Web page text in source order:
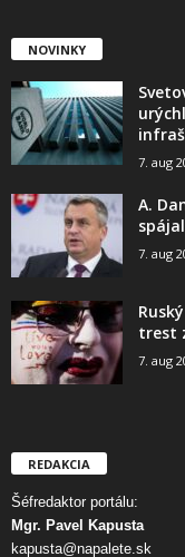
NOVINKY
7. aug
A.
7. aug
trest
7. aug
REDAKCIA
Šéfredaktor portálu:
Mgr. Pavel Kapusta
kapusta@napalete.sk